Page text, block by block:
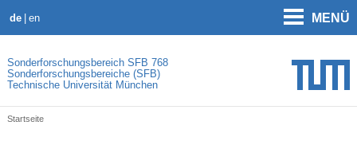
de en MENÜ
Sonderforschungsbereich SFB 768
Sonderforschungsbereiche (SFB)
Technische Universität München
Startseite